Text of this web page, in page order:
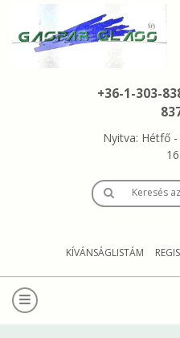
+36-1-303-
Nyitva: Hétfő
Keresés
KÍVÁNSÁGLISTÁM